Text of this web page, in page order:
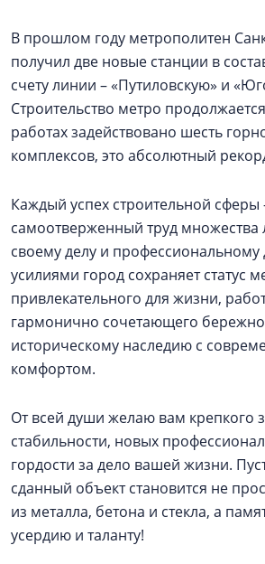
В прошлом году метрополитен
получил две новые станции в
счету линии – «Путиловскую» и
Строительство метро
работах задействовано шесть
комплексов, это абсолютный
Каждый успех строительной сферы
самоотверженный труд
своему делу и
усилиями город сохраняет статус
привлекательного для жизни,
гармонично сочетающего
историческому наследию с
комфортом.
От всей души желаю вам крепкого
стабильности, новых
гордости за дело вашей жизни.
сданный объект становится не
из металла, бетона и стекла, а
усердию и таланту!